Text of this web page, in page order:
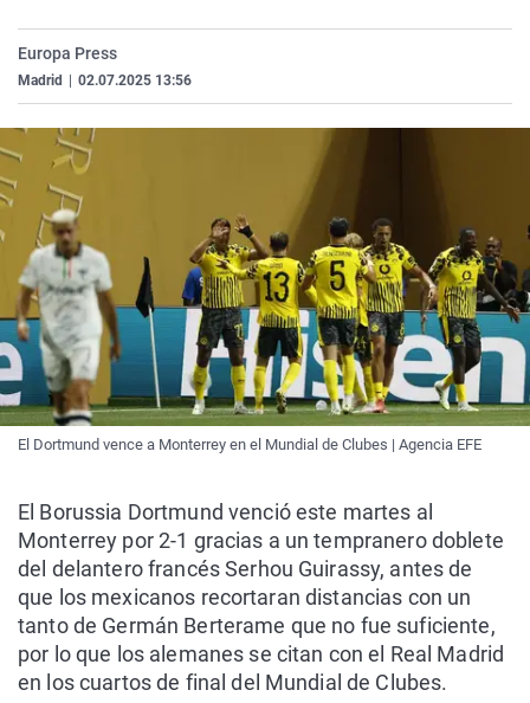
Como el perro y el
Equipo de
La Rioja
Elecciones
Europa Press
Madrid 02.07.2025 13:56
El Dortmund vence a Monterrey en el Mundial de Clubes | Agencia EFE
El Borussia Dortmund venció este martes al
Monterrey por 2-1 gracias a un tempranero doblete
del delantero francés Serhou Guirassy, antes de
que los mexicanos recortaran distancias con un
tanto de Germán Berterame que no fue suficiente,
por lo que los alemanes se citan con el Real Madrid
en los cuartos de final del Mundial de Clubes.